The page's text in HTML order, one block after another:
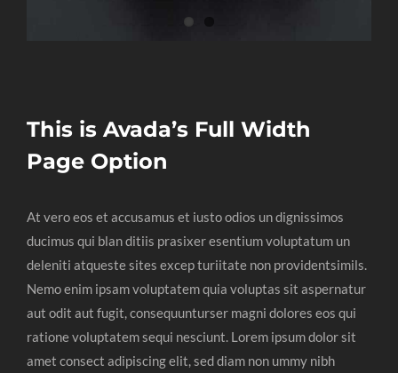
This is Avada’s Full Width
Page Option
At vero eos et accusamus et iusto odios un dignissimos
ducimus qui blan ditiis prasixer esentium voluptatum un
deleniti atqueste sites excep turiitate non providentsimils.
Nemo enim ipsam voluptatem quia voluptas sit aspernatur
aut odit aut fugit, consequunturser magni dolores eos qui
ratione voluptatem sequi nesciunt. Lorem ipsum dolor sit
amet consect adipiscing elit, sed diam non ummy nibh